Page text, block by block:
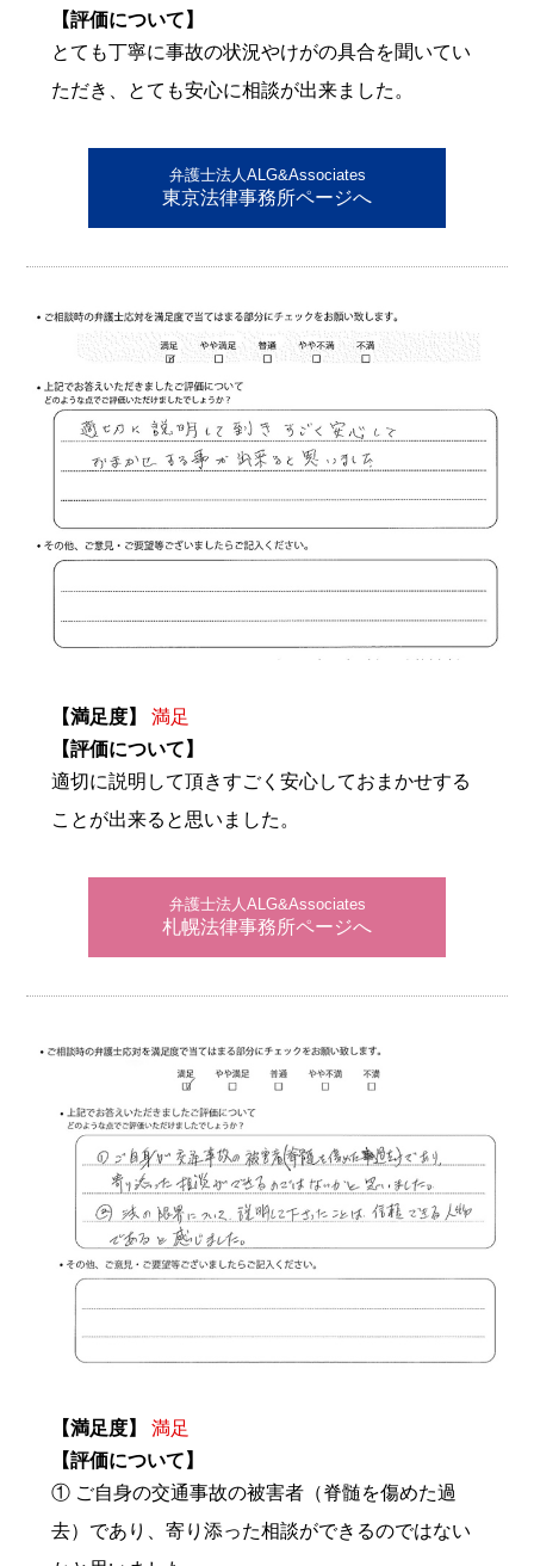
【評価について】
とても丁寧に事故の状況やけがの具合を聞いてい
ただき、とても安心に相談が出来ました。
弁護士法人ALG&Associates
東京法律事務所ページへ
【満足度】
満足
【評価について】
適切に説明して頂きすごく安心しておまかせする
ことが出来ると思いました。
弁護士法人ALG&Associates
札幌法律事務所ページへ
【満足度】
満足
【評価について】
① ご自身の交通事故の被害者（脊髄を傷めた過
去）であり、寄り添った相談ができるのではない